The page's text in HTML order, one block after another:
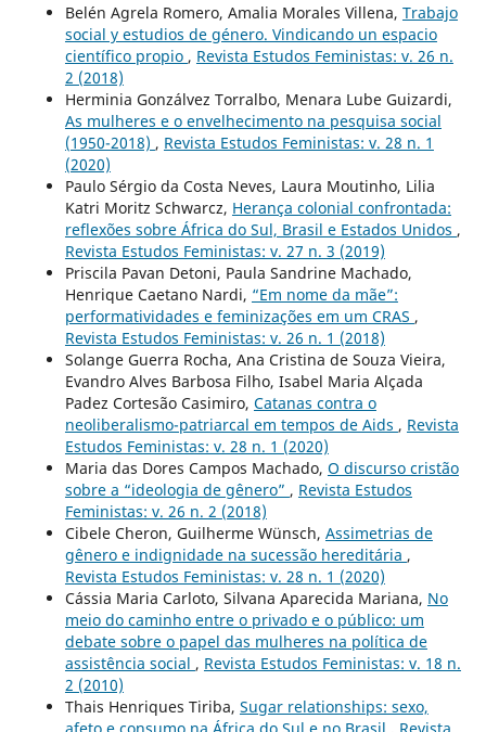
Belén Agrela Romero, Amalia Morales Villena, Trabajo
social y estudios de género. Vindicando un espacio
científico propio , Revista Estudos Feministas: v. 26 n.
2 (2018)
Herminia Gonzálvez Torralbo, Menara Lube Guizardi,
As mulheres e o envelhecimento na pesquisa social
(1950-2018) , Revista Estudos Feministas: v. 28 n. 1
(2020)
Paulo Sérgio da Costa Neves, Laura Moutinho, Lilia
Katri Moritz Schwarcz, Herança colonial confrontada:
reflexões sobre África do Sul, Brasil e Estados Unidos ,
Revista Estudos Feministas: v. 27 n. 3 (2019)
Priscila Pavan Detoni, Paula Sandrine Machado,
Henrique Caetano Nardi, “Em nome da mãe”:
performatividades e feminizações em um CRAS ,
Revista Estudos Feministas: v. 26 n. 1 (2018)
Solange Guerra Rocha, Ana Cristina de Souza Vieira,
Evandro Alves Barbosa Filho, Isabel Maria Alçada
Padez Cortesão Casimiro, Catanas contra o
neoliberalismo-patriarcal em tempos de Aids , Revista
Estudos Feministas: v. 28 n. 1 (2020)
Maria das Dores Campos Machado, O discurso cristão
sobre a “ideologia de gênero” , Revista Estudos
Feministas: v. 26 n. 2 (2018)
Cibele Cheron, Guilherme Wünsch, Assimetrias de
gênero e indignidade na sucessão hereditária ,
Revista Estudos Feministas: v. 28 n. 1 (2020)
Cássia Maria Carloto, Silvana Aparecida Mariana, No
meio do caminho entre o privado e o público: um
debate sobre o papel das mulheres na política de
assistência social , Revista Estudos Feministas: v. 18 n.
2 (2010)
Thais Henriques Tiriba, Sugar relationships: sexo,
afeto e consumo na África do Sul e no Brasil , Revista